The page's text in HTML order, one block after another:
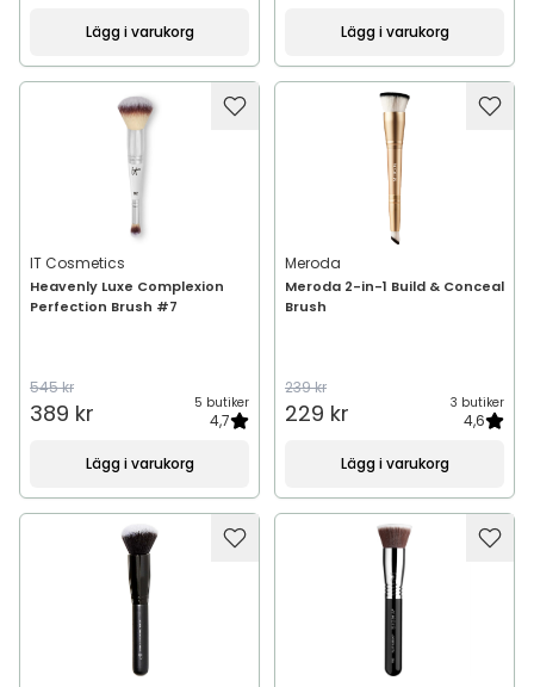
Lägg i varukorg Lägg i varukorg
IT Cosmetics
Heavenly Luxe Complexion
Perfection Brush #7
545 kr
389 kr 5 butiker
4,7
Lägg i varukorg
Meroda
Meroda 2-in-1 Build & Conceal
Brush
239 kr
229 kr 3 butiker
4,6
Lägg i varukorg